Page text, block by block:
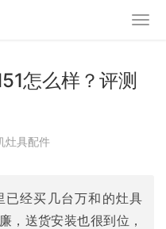
怎么样？评测
灶具配件
经买几台万和的灶具
，送货安装也很到位，